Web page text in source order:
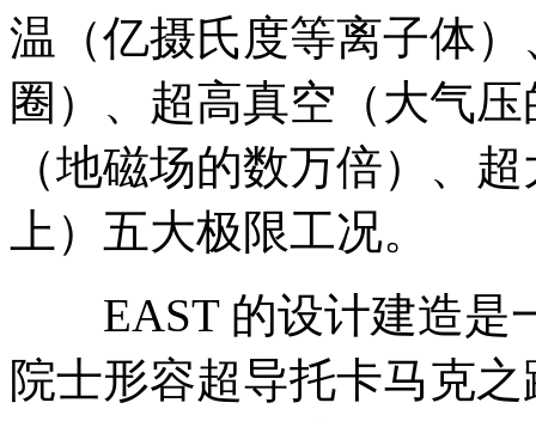
温（亿摄氏度等离子体
圈）、超高真空（大气
（地磁场的数万倍）、
上）五大极限工况。
EAST 的设计建造是
院士形容超导托卡马克